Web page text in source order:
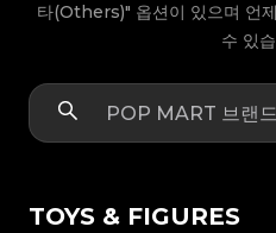
타(Others)" 옵션이 있으며 언
수 있
TOYS & FIGURES